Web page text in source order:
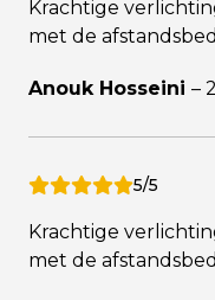
Krachtige
met de
Anouk Hosseini –
5/5
Krachtige
met de